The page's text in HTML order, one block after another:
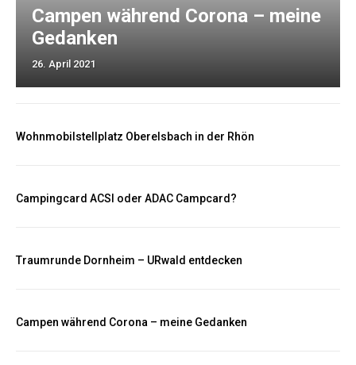
Campen während Corona – meine
Gedanken
26. April 2021
Wohnmobilstellplatz Oberelsbach in der Rhön
Campingcard ACSI oder ADAC Campcard?
Traumrunde Dornheim – URwald entdecken
Campen während Corona – meine Gedanken